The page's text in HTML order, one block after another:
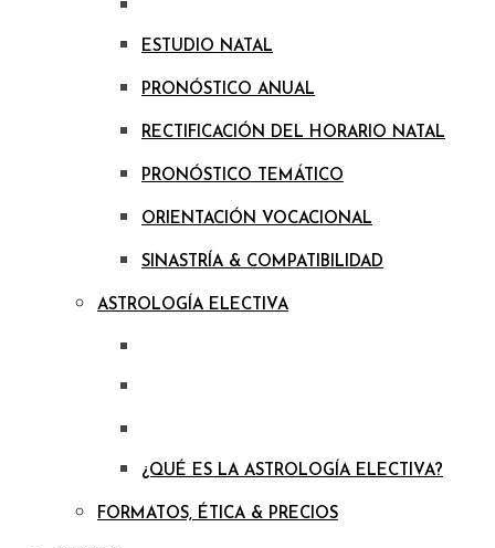
ESTUDIO NATAL
PRONÓSTICO ANUAL
RECTIFICACIÓN DEL HORARIO NATAL
PRONÓSTICO TEMÁTICO
ORIENTACIÓN VOCACIONAL
SINASTRÍA & COMPATIBILIDAD
ASTROLOGÍA ELECTIVA
¿QUÉ ES LA ASTROLOGÍA ELECTIVA?
FORMATOS, ÉTICA & PRECIOS